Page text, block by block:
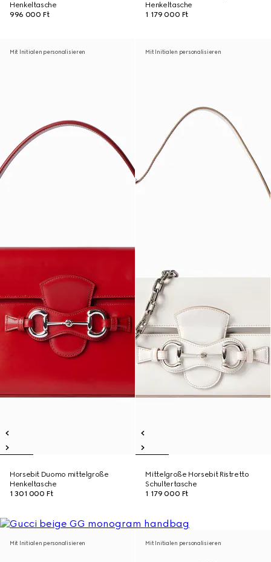
Henkeltasche
996 000 Ft
Henkeltasche
1 179 000 Ft
Mit Initialen personalisieren
Horsebit Duomo mittelgroße
Henkeltasche
1 301 000 Ft
Mit Initialen personalisieren
Mittelgroße Horsebit Ristretto
Schultertasche
1 179 000 Ft
Mit Initialen personalisieren Mit Initialen personalisieren